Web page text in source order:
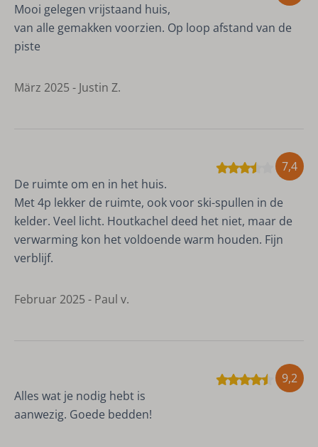
Mooi gelegen vrijstaand huis,
van alle gemakken voorzien. Op loop afstand van de
piste
März 2025 - Justin Z.
7,4
De ruimte om en in het huis.
Met 4p lekker de ruimte, ook voor ski-spullen in de
kelder. Veel licht. Houtkachel deed het niet, maar de
verwarming kon het voldoende warm houden. Fijn
verblijf.
Februar 2025 - Paul v.
9,2
Alles wat je nodig hebt is
aanwezig. Goede bedden!